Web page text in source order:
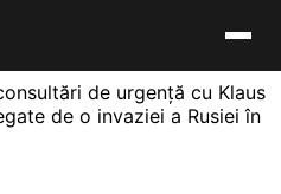
de urgență cu Klaus
de o invaziei a Rusiei în